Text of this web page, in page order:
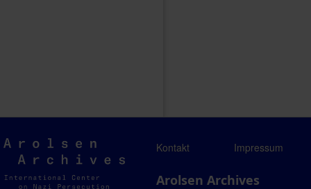
Arolsen
Archives
Kontakt Impressum
Arolsen Archives